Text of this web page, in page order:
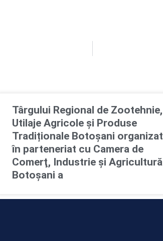
Târgului Regional de Zootehnie,
Utilaje Agricole și Produse
Tradiționale Botoșani organizat
în parteneriat cu Camera de
Comerţ, Industrie şi Agricultură
Botoşani a